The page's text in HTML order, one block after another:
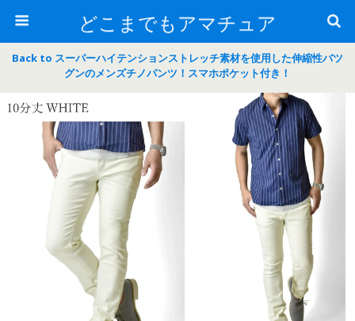
どこまでもアマチュア
Back to スーパーハイテンションストレッチ素材を使用した伸縮性バツ
グンのメンズチノパンツ！スマホポケット付き！